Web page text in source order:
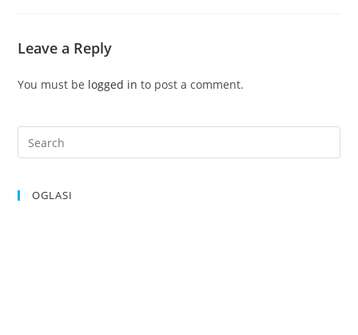
Leave a Reply
You must be logged in to post a comment.
OGLASI